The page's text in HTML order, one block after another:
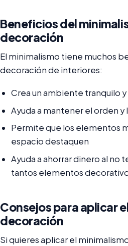
Beneficios del
decoración
El minimalismo tiene muchos
decoración de interiores:
Crea un ambiente tranquilo
Ayuda a mantener el orden y
Permite que los elementos
espacio destaquen
Ayuda a ahorrar dinero al no
tantos elementos
Consejos para aplicar
decoración
Si quieres aplicar el